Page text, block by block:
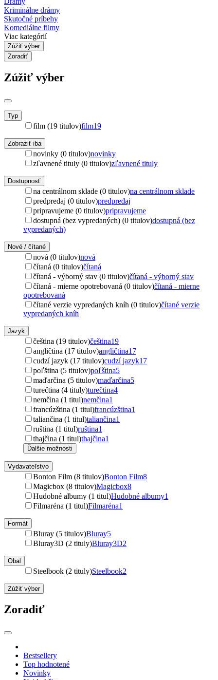
Kriminálne drámy
Skutočné príbehy
Komediálne filmy
Viac kategórií
Zúžiť výber
Zoradiť
Zúžiť výber
Typ
film (19 titulov)film19
Zobraziť iba
novinky (0 titulov)novinky
zľavnené tituly (0 titulov)zľavnené tituly
Dostupnosť
na centrálnom sklade (0 titulov)na centrálnom sklade
predpredaj (0 titulov)predpredaj
pripravujeme (0 titulov)pripravujeme
dostupná (bez vypredaných) (0 titulov)dostupná (bez
vypredaných)
Nové / čítané
nová (0 titulov)nová
čítaná (0 titulov)čítaná
čítaná - výborný stav (0 titulov)čítaná - výborný stav
čítaná - mierne opotrebovaná (0 titulov)čítaná - mierne
opotrebovaná
čítané verzie vypredaných kníh (0 titulov)čítané verzie
vypredaných kníh
Jazyk
čeština (19 titulov)čeština19
angličtina (17 titulov)angličtina17
cudzí jazyk (17 titulov)cudzí jazyk17
poľština (5 titulov)poľština5
maďarčina (5 titulov)maďarčina5
turečtina (4 tituly)turečtina4
nemčina (1 titul)nemčina1
francúzština (1 titul)francúzština1
taliančina (1 titul)taliančina1
ruština (1 titul)ruština1
thajčina (1 titul)thajčina1
Ďalšie možnosti
Vydavateľstvo
Bonton Film (8 titulov)Bonton Film8
Magicbox (8 titulov)Magicbox8
Hudobné albumy (1 titul)Hudobné albumy1
Filmaréna (1 titul)Filmaréna1
Formát
Bluray (5 titulov)Bluray5
Bluray3D (2 tituly)Bluray3D2
Obal
Steelbook (2 tituly)Steelbook2
Zúžiť výber
Zoradiť
Bestsellery
Top hodnotené
Novinky